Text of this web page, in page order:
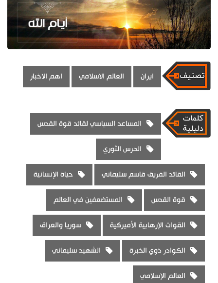
ايران العالم الاسلامي اهم الاخبار
المساعد السياسي لقائد قوة القدس
الحرس الثوري
القائد الفريق قاسم سليماني حياة الإنسانية
قوة القدس المستضعفين في العالم
القوات الإرهابية الأميركية سوريا والعراق
الكوادر ذوي الخبرة الشهيد سليماني
العالم الإسلامي